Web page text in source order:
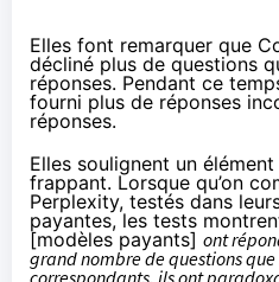
Elles font remarquer que
décliné plus de questions
réponses. Pendant ce
fourni plus de réponses
réponses.
Elles soulignent un
frappant. Lorsque qu’on
Perplexity, testés dans
payantes, les tests
[modèles payants] ont
grand nombre de questions